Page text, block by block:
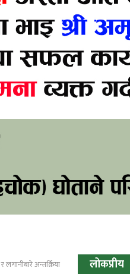
अन्तर्क्रिया लोकप्रीय